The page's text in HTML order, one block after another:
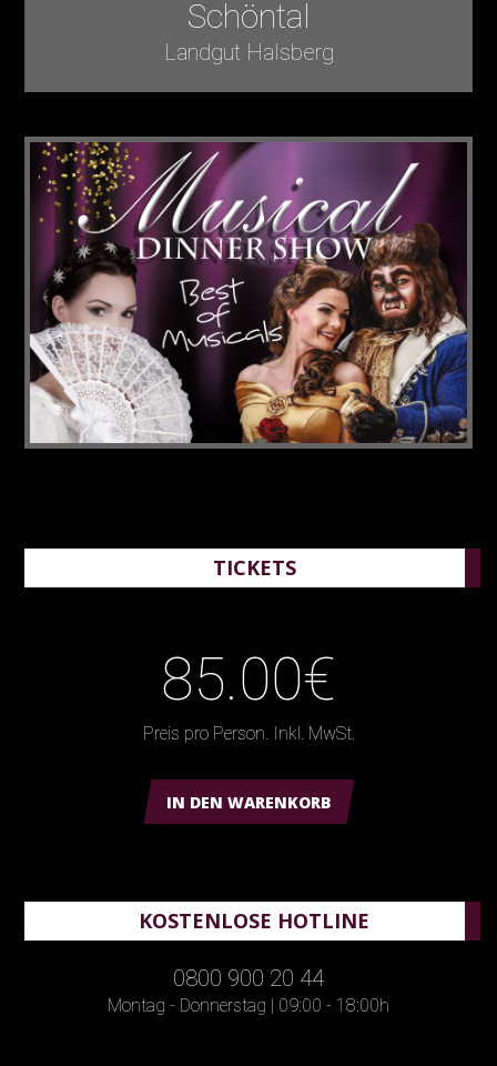
Schöntal
Landgut Halsberg
TICKETS
85.00€
Preis pro Person. Inkl. MwSt.
IN DEN WARENKORB
KOSTENLOSE HOTLINE
0800 900 20 44
Montag - Donnerstag | 09:00 - 18:00h